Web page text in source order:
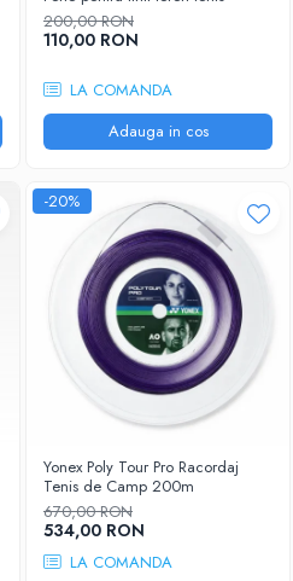
200,00 RON
110,00 RON
LA COMANDA
Adauga in cos
-20%
Yonex Poly Tour Pro Racordaj
Tenis de Camp 200m
670,00 RON
534,00 RON
LA COMANDA